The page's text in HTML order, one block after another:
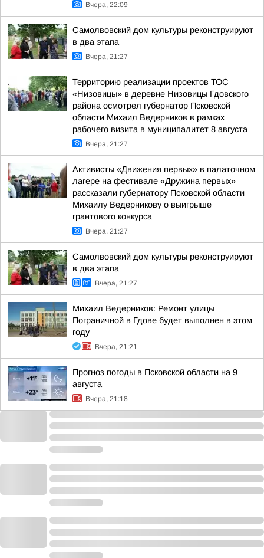
Вчера, 22:09
Самолвовский дом культуры реконструируют
в два этапа
Вчера, 21:27
Территорию реализации проектов ТОС
«Низовицы» в деревне Низовицы Гдовского
района осмотрел губернатор Псковской
области Михаил Ведерников в рамках
рабочего визита в муниципалитет 8 августа
Вчера, 21:27
Активисты «Движения первых» в палаточном
лагере на фестивале «Дружина первых»
рассказали губернатору Псковской области
Михаилу Ведерникову о выигрыше
грантового конкурса
Вчера, 21:27
Самолвовский дом культуры реконструируют
в два этапа
Вчера, 21:27
Михаил Ведерников: Ремонт улицы
Пограничной в Гдове будет выполнен в этом
году
Вчера, 21:21
Прогноз погоды в Псковской области на 9
августа
Вчера, 21:18